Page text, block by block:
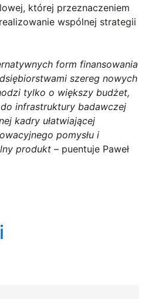
której przeznaczeniem
wspólnej strategii
form finansowania
szereg nowych
tylko o większy budżet,
infrastruktury badawczej
kadry ułatwiającej
pomysłu i
produkt – puentuje Paweł